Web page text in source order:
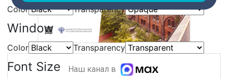
Color Transparency
Window
Color Transparency
Font Size Наш канал в